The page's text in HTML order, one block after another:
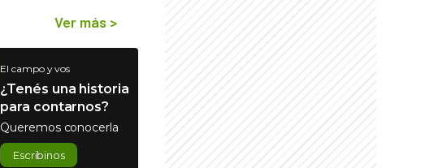
Ver más >
El campo y vos
¿Tenés una historia
para contarnos?
Queremos conocerla
Escribinos